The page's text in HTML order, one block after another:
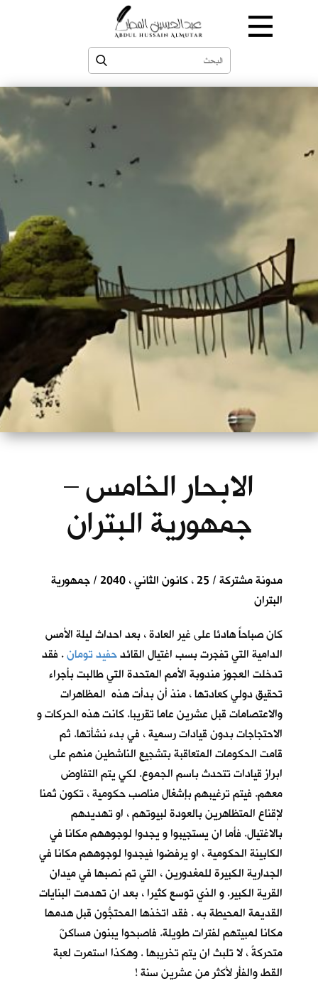
الابحار الخامس –
جمهورية البتران
مدونة مشتركة / 25 ، كانون الثاني ، 2040 / جمهورية
البتران
كان صباحاً هادئا على غير العادة ، بعد احداث ليلة الأمس
الدامية التي تفجرت بسب اغتيال القائدحفيد تومان. فقد
تدخلت العجوز مندوبة الأمم المتحدة التي طالبت بأجراء
تحقيق دولي كعادتها ، منذ أن بدأت هذه المظاهرات
والاعتصامات قبل عشرين عاما تقريبا. كانت هذه الحركات و
الاحتجاجات بدون قيادات رسمية ، في بدء نشأتها. ثم
قامت الحكومات المتعاقبة بتشجيع الناشطين منهم على
ابراز قيادات تتحدث باسم الجموع. لكي يتم التفاوض
معهم. فيتم ترغيبهم بإشغال مناصب حكومية ، تكون ثمنا
لإقناع المتظاهرين بالعودة لبيوتهم ، او تهديدهم
بالاغتيال. فأما ان يستجيبوا و يجدوا لوجوههم مكانا في
الكابينة الحكومية ، او يرفضوا فيجدوا لوجوههم مكانا في
الجدارية الكبيرة للمغدورين ، التي تم نصبها في ميدان
القرية الكبير. و الذي توسع كثيرا ، بعد ان تهدمت البنايات
القديمة المحيطة به . فقد اتخذها المحتجُّون قبل هدمها
مكانا لمبيتهم لفترات طويلة. فاصبحوا يبنون مساكنَ
متحركةً ، لا تلبث ان يتم تخريبها . وهكذا استمرت لعبة
القط والفأر لأكثر من عشرين سنة !